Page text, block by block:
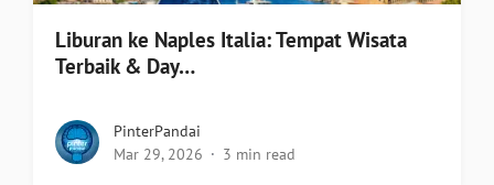
Liburan ke Naples Italia: Tempat Wisata
Terbaik & Day…
PinterPandai
Mar 29, 2026
3 min read